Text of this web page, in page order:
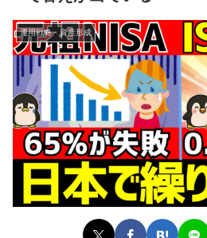
運用戦略・資産形成